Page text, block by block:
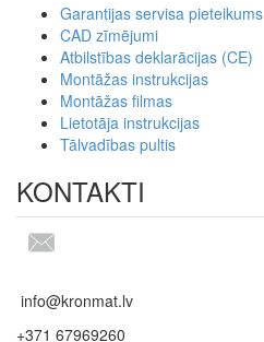
Garantijas servisa pieteikums
CAD zīmējumi
Atbilstības deklarācijas (CE)
Montāžas instrukcijas
Montāžas filmas
Lietotāja instrukcijas
Tālvadības pultis
KONTAKTI
info@kronmat.lv
+371 67969260